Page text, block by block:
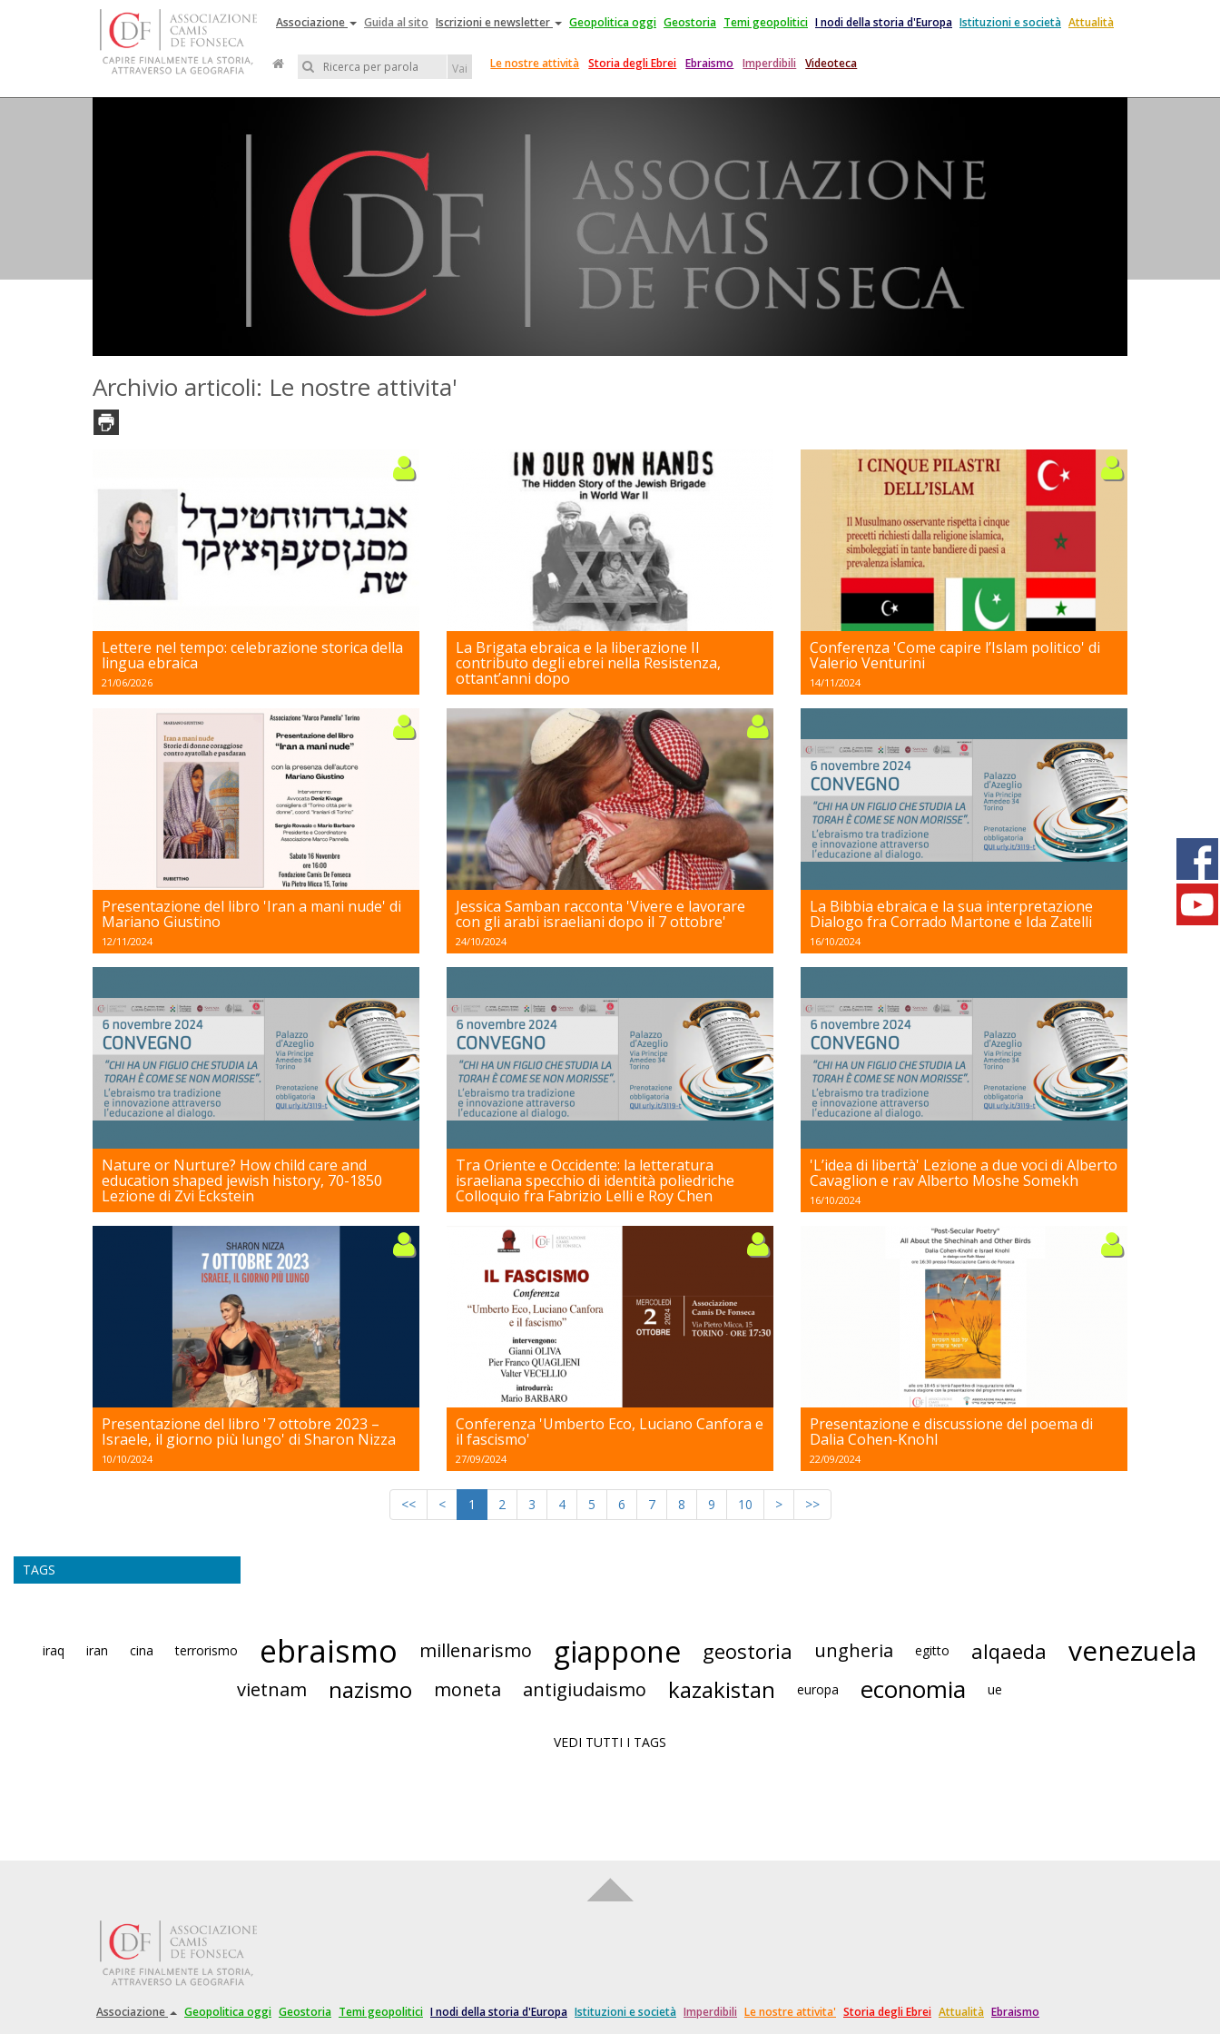
Associazione Guida al sito Iscrizioni e newsletter Geopolitica oggi Geostoria Temi geopolitici I nodi della storia d'Europa Istituzioni e società Attualità
Vai Le nostre attività Storia degli Ebrei Ebraismo Imperdibili Videoteca
Archivio articoli: Le nostre attivita'
Lettere nel tempo: celebrazione storica della
lingua ebraica
21/06/2026
La Brigata ebraica e la liberazione Il
contributo degli ebrei nella Resistenza,
ottant’anni dopo
08/04/2025
Conferenza 'Come capire l’Islam politico' di
Valerio Venturini
14/11/2024
Presentazione del libro 'Iran a mani nude' di
Mariano Giustino
12/11/2024
Jessica Samban racconta 'Vivere e lavorare
con gli arabi israeliani dopo il 7 ottobre'
24/10/2024
La Bibbia ebraica e la sua interpretazione
Dialogo fra Corrado Martone e Ida Zatelli
16/10/2024
Nature or Nurture? How child care and
education shaped jewish history, 70-1850
Lezione di Zvi Eckstein
16/10/2024
Tra Oriente e Occidente: la letteratura
israeliana specchio di identità poliedriche
Colloquio fra Fabrizio Lelli e Roy Chen
16/10/2024
'L’idea di libertà' Lezione a due voci di Alberto
Cavaglion e rav Alberto Moshe Somekh
16/10/2024
Presentazione del libro '7 ottobre 2023 –
Israele, il giorno più lungo' di Sharon Nizza
10/10/2024
Conferenza 'Umberto Eco, Luciano Canfora e
il fascismo'
27/09/2024
Presentazione e discussione del poema di
Dalia Cohen-Knohl
22/09/2024
<< < 1 2 3 4 5 6 7 8 9 10 > >>
TAGS
iraq iran cina terrorismo ebraismo millenarismo giappone geostoria ungheria egitto alqaeda venezuela
vietnam nazismo moneta antigiudaismo kazakistan europa economia ue
VEDI TUTTI I TAGS
Associazione Geopolitica oggi Geostoria Temi geopolitici I nodi della storia d'Europa Istituzioni e società Imperdibili Le nostre attivita' Storia degli Ebrei Attualità Ebraismo